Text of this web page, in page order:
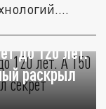
до 120 лет.
раскрыл